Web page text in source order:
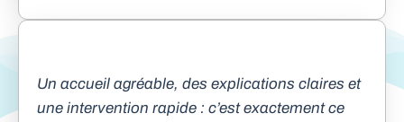
Un accueil agréable, des explications claires et
une intervention rapide : c’est exactement ce